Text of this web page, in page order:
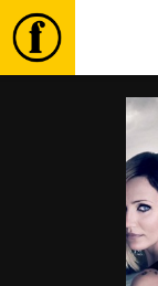
Фильмы
Культура